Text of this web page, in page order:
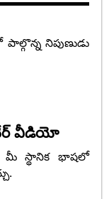
నిపుణుడు
వీడియో
మీ స్థానిక భాషలో